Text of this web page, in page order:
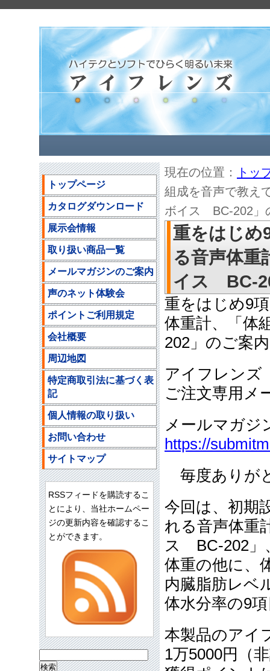
現在の位置：
トッ
組成を音声で教え
ボイス BC-202」
重をはじめ
る音声体重
イス BC-
重をはじめ9
体重計、「体
202」のご案内
アイフレン
ご注文専用
メールマガジ
https://
毎度ありが
今回は、初期
れる音声体重
ス BC-202」
体重の他に、
内臓脂肪レベ
体水分率の9
本製品のアイ
1万5000円（
トップページ
カタログダウンロード
展示会情報
取り扱い商品一覧
メールマガジンのご案内
声のネット体験会
ポイントご利用規定
会社概要
周辺地図
特定商取引法に基づく表
記
個人情報の取り扱い
お問い合わせ
サイトマップ
RSSフィードを購読するこ
とにより、当社ホームペー
ジの更新内容を確認するこ
とができます。